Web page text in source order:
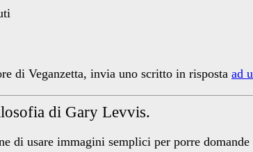
span>
di Veganzetta, invia uno scritto in risposta ad
di Gary Levvis.
di usare immagini semplici per porre